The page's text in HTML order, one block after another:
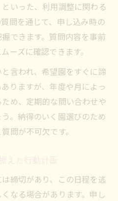
いった、利用調整に関わる
問を通じて、申し込み時の
できます。質問内容を事前
ーズに確認できます。
言われ、希望園をすぐに諦
りますが、年度や月によっ
め、定期的な問い合わせや
。納得のいく園選びのため
問が不可欠です。
えた行動計画
締切があり、この日程を逃
なる場合があります。申し